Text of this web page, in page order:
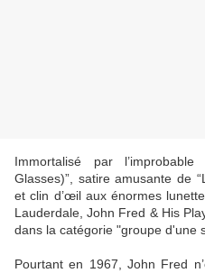
Immortalisé par
Glasses)”, satire amusante de
et clin d’œil aux énormes
Lauderdale, John Fred & His
dans la catégorie "groupe d'une
Pourtant en 1967, John Fred